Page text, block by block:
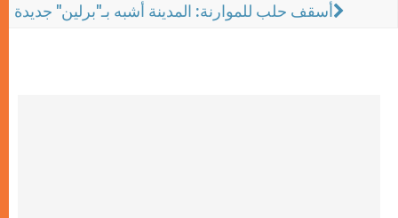
أسقف حلب للموارنة: المدينة أشبه بـ"برلين" جديدة